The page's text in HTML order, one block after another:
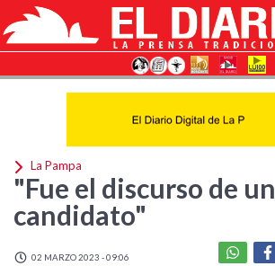
La Pampa
"Fue el discurso de un
candidato"
02 MARZO 2023 - 09:06